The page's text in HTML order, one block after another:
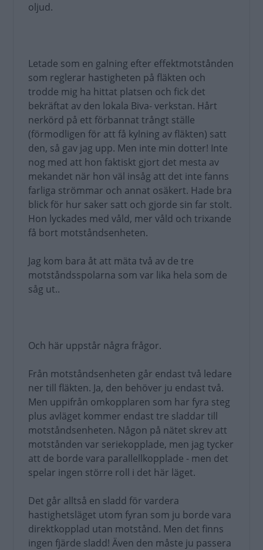
oljud.
Letade som en galning efter effektmotstånden
som reglerar hastigheten på fläkten och
trodde mig ha hittat platsen och fick det
bekräftat av den lokala Biva- verkstan. Hårt
nerkörd på ett förbannat trångt ställe
(förmodligen för att få kylning av fläkten) satt
den, så gav jag upp. Men inte min dotter! Inte
nog med att hon faktiskt gjort det mesta av
mekandet när hon väl insåg att det inte fanns
farliga strömmar och annat osäkert. Hade bra
blick för hur saker satt och gjorde sin far stolt.
Hon lyckades med våld, mer våld och trixande
få bort motståndsenheten.
Jag kom bara åt att mäta två av de tre
motståndsspolarna som var lika hela som de
såg ut..
Och här uppstår några frågor.
Från motståndsenheten går endast två ledare
ner till fläkten. Ja, den behöver ju endast två.
Men uppifrån omkopplaren som har fyra steg
plus avläget kommer endast tre sladdar till
motståndsenheten. Någon på nätet skrev att
motstånden var seriekopplade, men jag tycker
att de borde vara parallellkopplade - men det
spelar ingen större roll i det här läget.
Det går alltså en sladd för vardera
hastighetsläget utom fyran som ju borde vara
direktkopplad utan motstånd. Men det finns
ingen fjärde sladd! Även den måste ju passera